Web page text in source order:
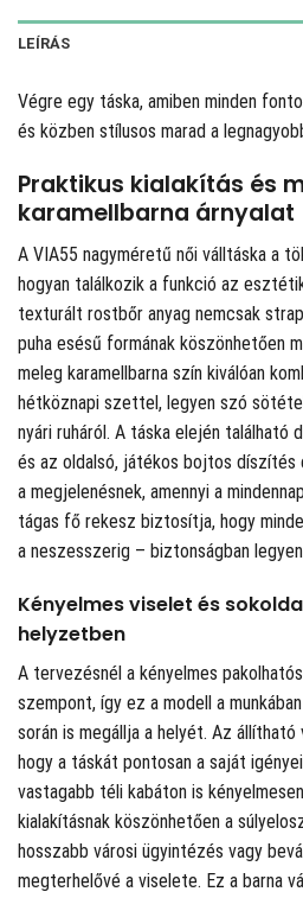
LEÍRÁS
Végre egy táska, amiben minden
és közben stílusos marad a
Praktikus kialakítás és
karamellbarna árnyalat
A VIA55 nagyméretű női válltáska a
hogyan találkozik a funkció az
texturált rostbőr anyag nemcsak
puha esésű formának köszönhetően
meleg karamellbarna szín kiválóan
hétköznapi szettel, legyen szó
nyári ruháról. A táska elején található
és az oldalsó, játékos bojtos díszítés
a megjelenésnek, amennyi a
tágas fő rekesz biztosítja, hogy
a neszesszerig – biztonságban
Kényelmes viselet és
helyzetben
A tervezésnél a kényelmes
szempont, így ez a modell a
során is megállja a helyét. Az
hogy a táskát pontosan a saját
vastagabb téli kabáton is
kialakításnak köszönhetően a
hosszabb városi ügyintézés vagy
megterhelővé a viselete. Ez a barna